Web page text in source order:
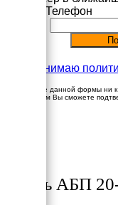
Телефон
Принимаю
Заполнение данной формы ни
менеджером Вы сможете
Вепрь АБП